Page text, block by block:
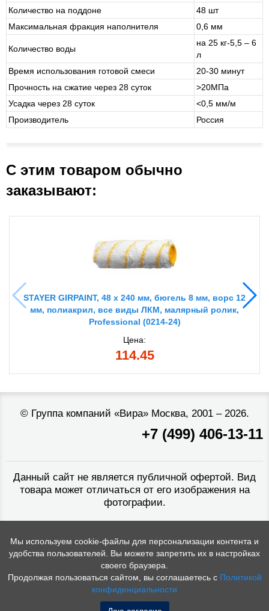
Количество на поддоне
48 шт
Максимальная фракция наполнителя
0,6 мм
Количество воды
на 25 кг-5,5 – 6
л
Время использования готовой смеси
20-30 минут
Прочность на сжатие через 28 суток
>20МПа
Усадка через 28 суток
<0,5 мм/м
Производитель
Россия
С этим товаром обычно
заказывают:
STAYER GIRPAINT, 48 х 240 мм, бюгель 8 мм, ворс 12
мм, полиакрил, все виды ЛКМ, малярный ролик,
Professional (0214-24)
Цена:
114.45
© Группа компаний «Вира»Москва, 2001 – 2026.
+7 (499) 406-13-11
Данный сайт не является публичной офертой. Вид
товара может отличаться от его изображения на
фотографии.
Мы используем cookie-файлы для персонализации контента и
удобства пользователей. Вы можете запретить их в настройках
своего браузера.
Продолжая пользоваться сайтом, вы соглашаетесь с Политикой
конфиденциальности